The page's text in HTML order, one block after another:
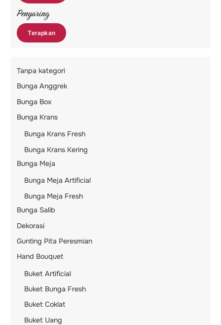
Penyaring
Terapkan
Tanpa kategori
Bunga Anggrek
Bunga Box
Bunga Krans
Bunga Krans Fresh
Bunga Krans Kering
Bunga Meja
Bunga Meja Artificial
Bunga Meja Fresh
Bunga Salib
Dekorasi
Gunting Pita Peresmian
Hand Bouquet
Buket Artificial
Buket Bunga Fresh
Buket Coklat
Buket Uang